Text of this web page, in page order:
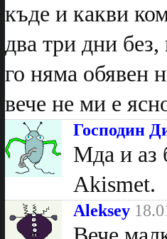
къде и какви
два три дни
го няма обявен
вече не ми е
Господин
Мда и аз
Akismet.
Aleksey